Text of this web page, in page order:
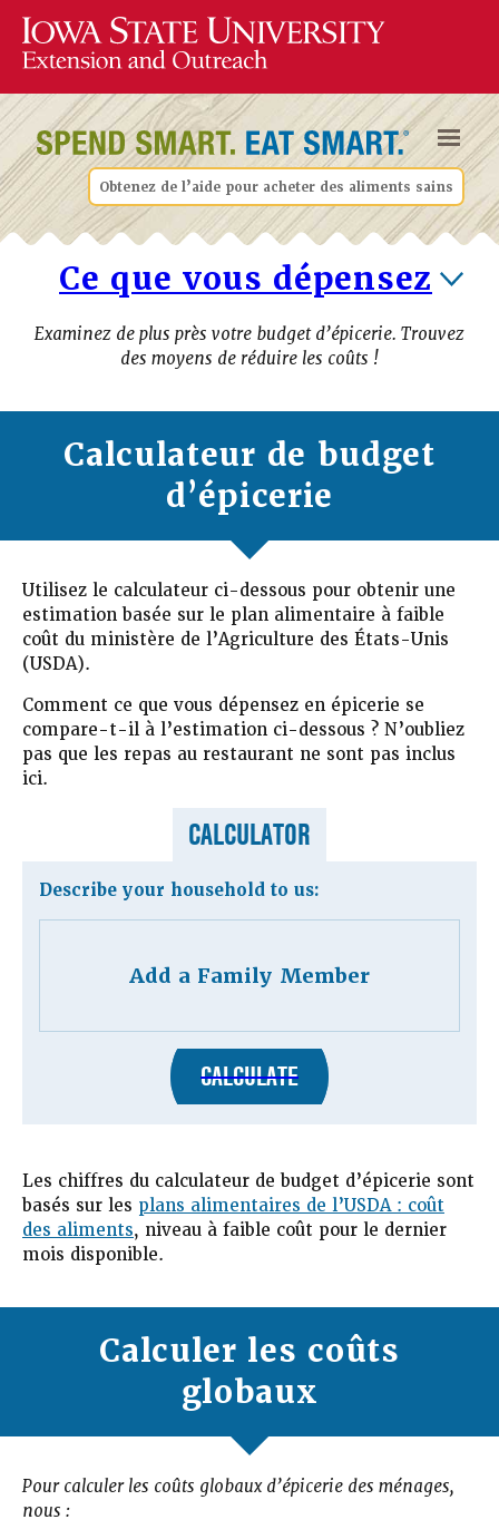
Obtenez de l’aide pour acheter des aliments sains
Ce que vous dépensez
Examinez de plus près votre budget d’épicerie. Trouvez
des moyens de réduire les coûts !
Calculateur de budget
d’épicerie
Utilisez le calculateur ci-dessous pour obtenir une
estimation basée sur le plan alimentaire à faible
coût du ministère de l’Agriculture des États-Unis
(USDA).
Comment ce que vous dépensez en épicerie se
compare-t-il à l’estimation ci-dessous ? N’oubliez
pas que les repas au restaurant ne sont pas inclus
ici.
CALCULATOR
Describe your household to us:
Add a Family Member
CALCULATE
Les chiffres du calculateur de budget d’épicerie sont
basés sur les plans alimentaires de l’USDA : coût
des aliments, niveau à faible coût pour le dernier
mois disponible.
Calculer les coûts
globaux
Pour calculer les coûts globaux d’épicerie des ménages,
nous :